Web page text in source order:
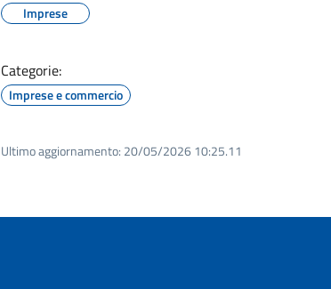
Imprese
Categorie:
Imprese e commercio
Ultimo aggiornamento: 20/05/2026 10:25.11